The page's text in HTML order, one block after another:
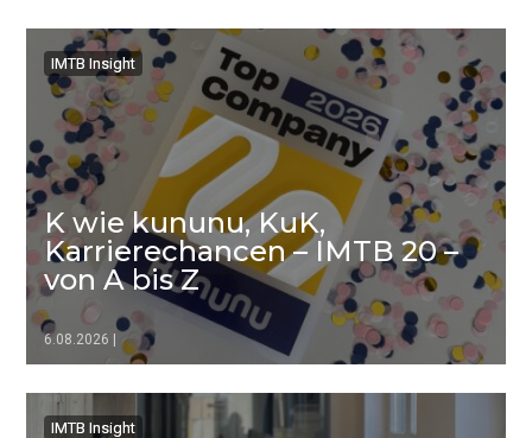
IMTB Insight
IMTB Insight
K wie kununu, KuK,
Karrierechancen – IMTB 20 –
von A bis Z
6.08.2026 |
▷▷▷
IMTB Insight
IMTB Insight